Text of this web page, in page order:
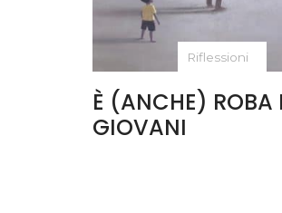
Riflessioni
È (ANCHE) ROBA
GIOVANI